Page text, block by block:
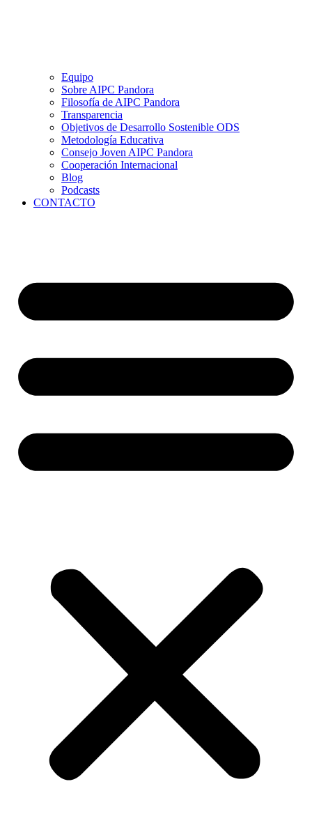
Equipo
Sobre AIPC Pandora
Filosofía de AIPC Pandora
Transparencia
Objetivos de Desarrollo Sostenible ODS
Metodología Educativa
Consejo Joven AIPC Pandora
Cooperación Internacional
Blog
Podcasts
CONTACTO